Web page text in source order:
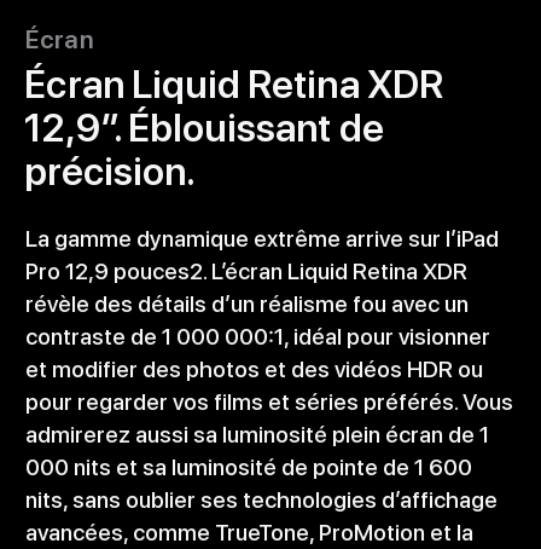
Écran
Écran Liquid Retina XDR
12,9″. Éblouissant de
précision.
La gamme dynamique extrême arrive sur l’iPad
Pro 12,9 pouces2. L’écran Liquid Retina XDR
révèle des détails d’un réalisme fou avec un
contraste de 1 000 000:1, idéal pour visionner
et modifier des photos et des vidéos HDR ou
pour regarder vos films et séries préférés. Vous
admirerez aussi sa luminosité plein écran de 1
000 nits et sa luminosité de pointe de 1 600
nits, sans oublier ses technologies d’affichage
avancées, comme TrueTone, ProMotion et la